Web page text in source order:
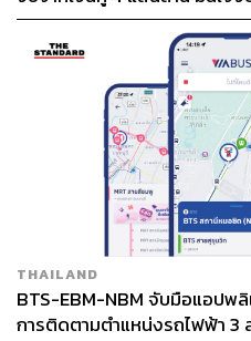
เหมือนได้กินอาหารที่อร่อยกว่า
เพียงแค่รับรู้ถึงความยินดี แต่
ชีวิต เพราะยังมีอาหารจานอร่
ลิ้มรสอยู่เสมอ
ลองนึกถึงสิ่งที่เราอยากทำเป็น
อะไรที่ยิ่งใหญ่มากๆ ได้สำเร็จ
และให้รางวัลกับตัวเองที่แตกต่
แต่สำหรับอเล็กซ์ เขาเลือกที่จ
ออกกำลังกายเตรียมความพร้อ
‘ฟลอร์’ ให้เขาได้เต้นระบำบ
เท่านั้นเอง
เฟส 2 มีเพียงพอ
THAILAND
BTS-EBM-NBM จับมือแอปพ
การติดตามตำแหน่งรถไฟฟ้า 3